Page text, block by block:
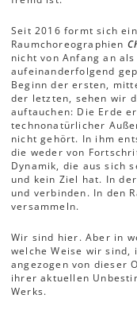
Seit 2016 formt sich
Raumchoreographien
nicht von Anfang an
aufeinanderfolgend
Beginn der ersten,
der letzten, sehen wir
auftauchen: Die Erde
technonatürlicher
nicht gehört. In ihm
die weder von
Dynamik, die aus sich
und kein Ziel hat. In
und verbinden. In den
versammeln.
Wir sind hier. Aber in
welche Weise wir
angezogen von dieser
ihrer aktuellen
Werks.